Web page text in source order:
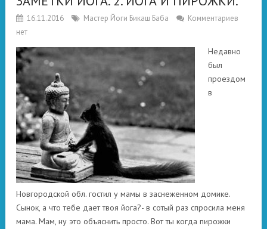
16.11.2016 Мастер Йоги Бикаш Баба
Комментариев
нет
Недавно
был
проездом
в
Новгородской обл. гостил у мамы в заснеженном домике.
Сынок, а что тебе дает твоя йога?- в сотый раз спросила меня
мама. Мам, ну это объяснить просто. Вот ты когда пирожки